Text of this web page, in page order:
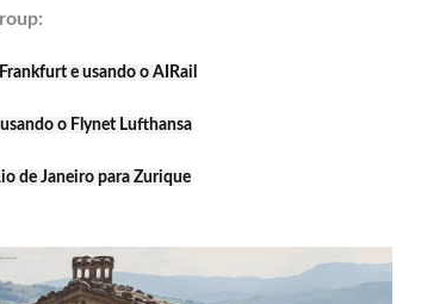
e usando o AIRail
o Flynet Lufthansa
de Janeiro para Zurique